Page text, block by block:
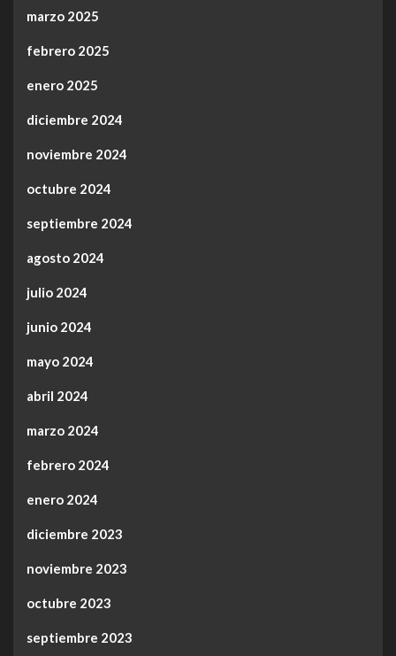
marzo 2025
febrero 2025
enero 2025
diciembre 2024
noviembre 2024
octubre 2024
septiembre 2024
agosto 2024
julio 2024
junio 2024
mayo 2024
abril 2024
marzo 2024
febrero 2024
enero 2024
diciembre 2023
noviembre 2023
octubre 2023
septiembre 2023